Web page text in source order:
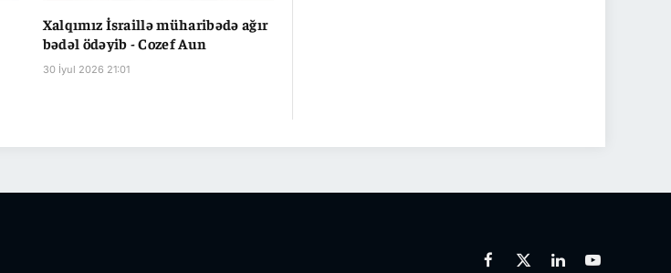
Xalqımız İsraillə müharibədə ağır
bədəl ödəyib - Cozef Aun
30 İyul 2026 21:01
Facebook
X LinkedinYoutube